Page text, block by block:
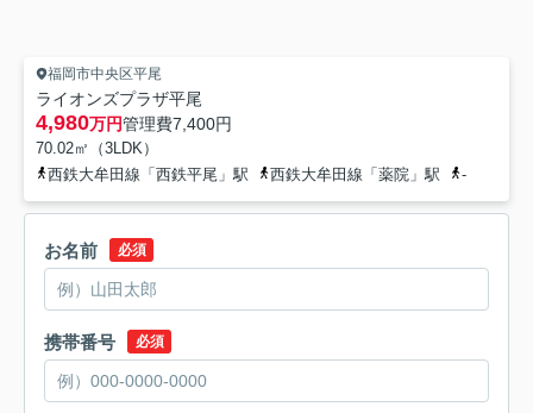
福岡市中央区平尾
ライオンズプラザ平尾
4,980万円管理費7,400円
70.02㎡（3LDK）
西鉄大牟田線「西鉄平尾」駅
西鉄大牟田線「薬院」駅 -
お名前 必須
携帯番号 必須